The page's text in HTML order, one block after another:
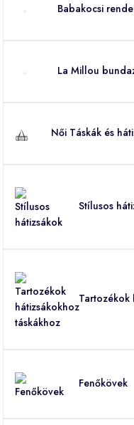
Babakocsi
La Millou
Női Táskák és
Stílusos
Tartozékok
Fenőkövek